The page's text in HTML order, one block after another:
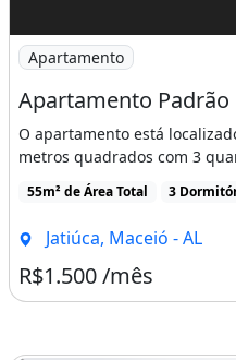
José Carlos Pontes
Corretor de imóveis
- Creci 3011
Oi (82) 8828-8326
- Tim (82) 9912-3149
- Claro (82) 9331-2216
Lluís Fernández Sala
Imagem: Apartamento
Apartamento
O apartamento está
metros quadrados com 3
55m² de Área Total 3
Jatiúca, Maceió - AL
R$1.500 /mês